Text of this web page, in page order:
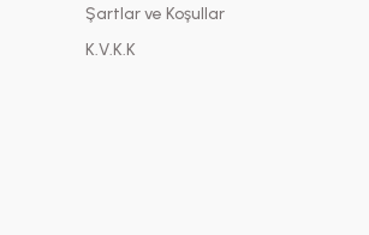
Şartlar ve Koşullar
K.V.K.K